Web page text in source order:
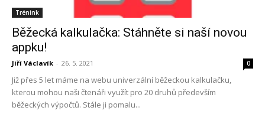
Trénink
Běžecká kalkulačka: Stáhněte si naší novou
appku!
Jiří Václavík - 26. 5. 2021 0
Již přes 5 let máme na webu univerzální běžeckou kalkulačku,
kterou mohou naši čtenáři využít pro 20 druhů především
běžeckých výpočtů. Stále ji pomalu...